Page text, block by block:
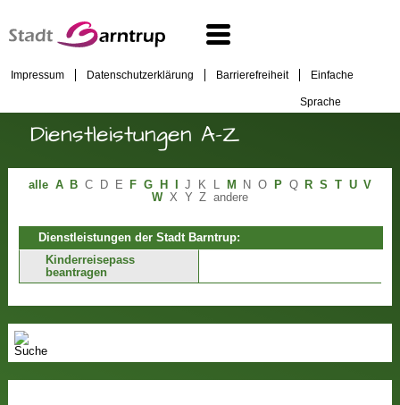
Impressum Datenschutzerklärung Barrierefreiheit Einfache
Sprache
Dienstleistungen A-Z
alle A B C D E F G H J K L M N O P Q R S T U V
W X Y Z andere
Dienstleistungen der Stadt Barntrup:
Kinderreisepass
beantragen